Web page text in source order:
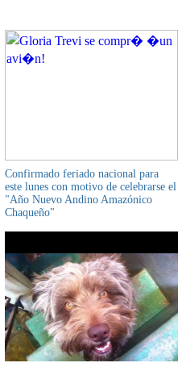
Confirmado feriado nacional para
este lunes con motivo de celebrarse el
"Año Nuevo Andino Amazónico
Chaqueño"